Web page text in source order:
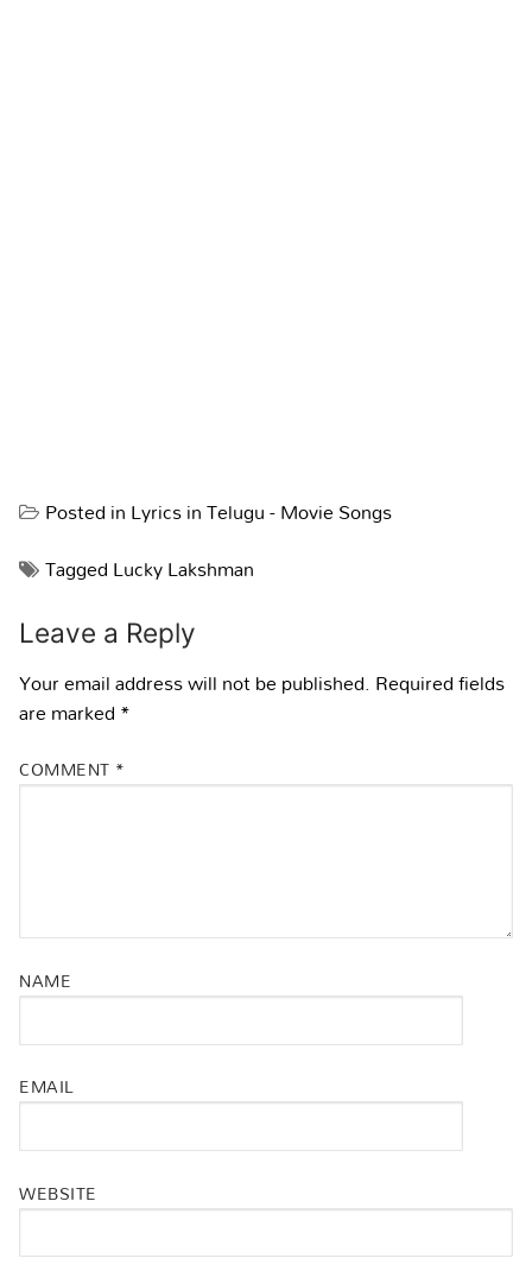
Posted inLyrics in Telugu - Movie Songs
TaggedLucky Lakshman
Leave a Reply
Your email address will not be published. Required fields
are marked*
COMMENT *
NAME
EMAIL
WEBSITE